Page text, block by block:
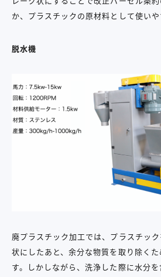
か、プラスチックの原材料として使いや
脱水機
廃プラスチック加工では、プラスチッ
状にしたあと、余分な物質を取り除く
す。しかしながら、洗浄した際に水分